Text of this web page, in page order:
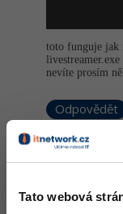
Tato webová
SEO
Umělá
Pro děti
Více
toto funguje jak
livestreamer.exe
nevíte prosím
Odpovědět
Odpovídá na David
Michal Žůrek -
pokud